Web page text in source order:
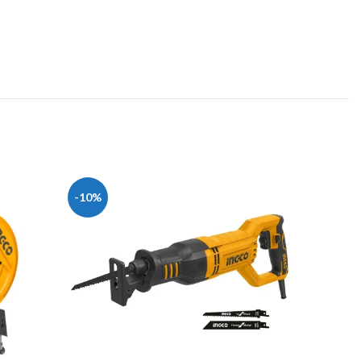
-10%